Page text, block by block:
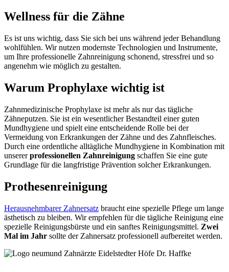
Wellness für die Zähne
Es ist uns wichtig, dass Sie sich bei uns während jeder Behandlung
wohlfühlen. Wir nutzen modernste Technologien und Instrumente,
um Ihre professionelle Zahnreinigung schonend, stressfrei und so
angenehm wie möglich zu gestalten.
Warum Prophylaxe wichtig ist
Zahnmedizinische Prophylaxe ist mehr als nur das tägliche
Zähneputzen. Sie ist ein wesentlicher Bestandteil einer guten
Mundhygiene und spielt eine entscheidende Rolle bei der
Vermeidung von Erkrankungen der Zähne und des Zahnfleisches.
Durch eine ordentliche alltägliche Mundhygiene in Kombination mit
unsererprofessionellen Zahnreinigung schaffen Sie eine gute
Grundlage für die langfristige Prävention solcher Erkrankungen.
Prothesenreinigung
Herausnehmbarer Zahnersatz braucht eine spezielle Pflege um lange
ästhetisch zu bleiben. Wir empfehlen für die tägliche Reinigung eine
spezielle Reinigungsbürste und ein sanftes Reinigungsmittel. Zwei
Mal im Jahr sollte der Zahnersatz professionell aufbereitet werden.